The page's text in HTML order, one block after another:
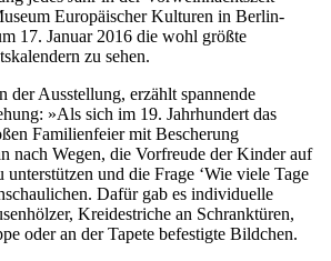
Europäischer Kulturen in Berlin-
17. Januar 2016 die wohl größte
zu sehen.
der Ausstellung, erzählt spannende
»Als sich im 19. Jahrhundert das
Familienfeier mit Bescherung
nach Wegen, die Vorfreude der Kinder auf
und die Frage ‘Wie viele Tage
Dafür gab es individuelle
Kreidestriche an Schranktüren,
oder an der Tapete befestigte Bildchen.